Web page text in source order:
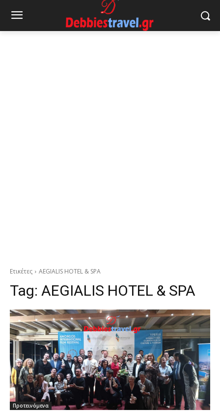
Ετικέτες AEGIALIS HOTEL & SPA
Tag: AEGIALIS HOTEL & SPA
Προτεινόμενα